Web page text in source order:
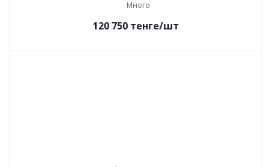
Много
120 750тенге/шт